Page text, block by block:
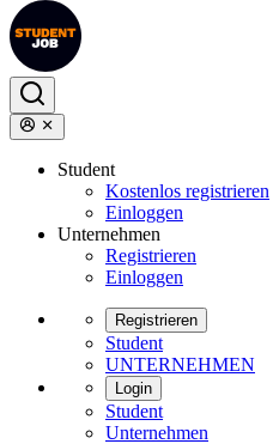
Student
Kostenlos registrieren
Einloggen
Unternehmen
Registrieren
Einloggen
Registrieren
Student
UNTERNEHMEN
Login
Student
Unternehmen